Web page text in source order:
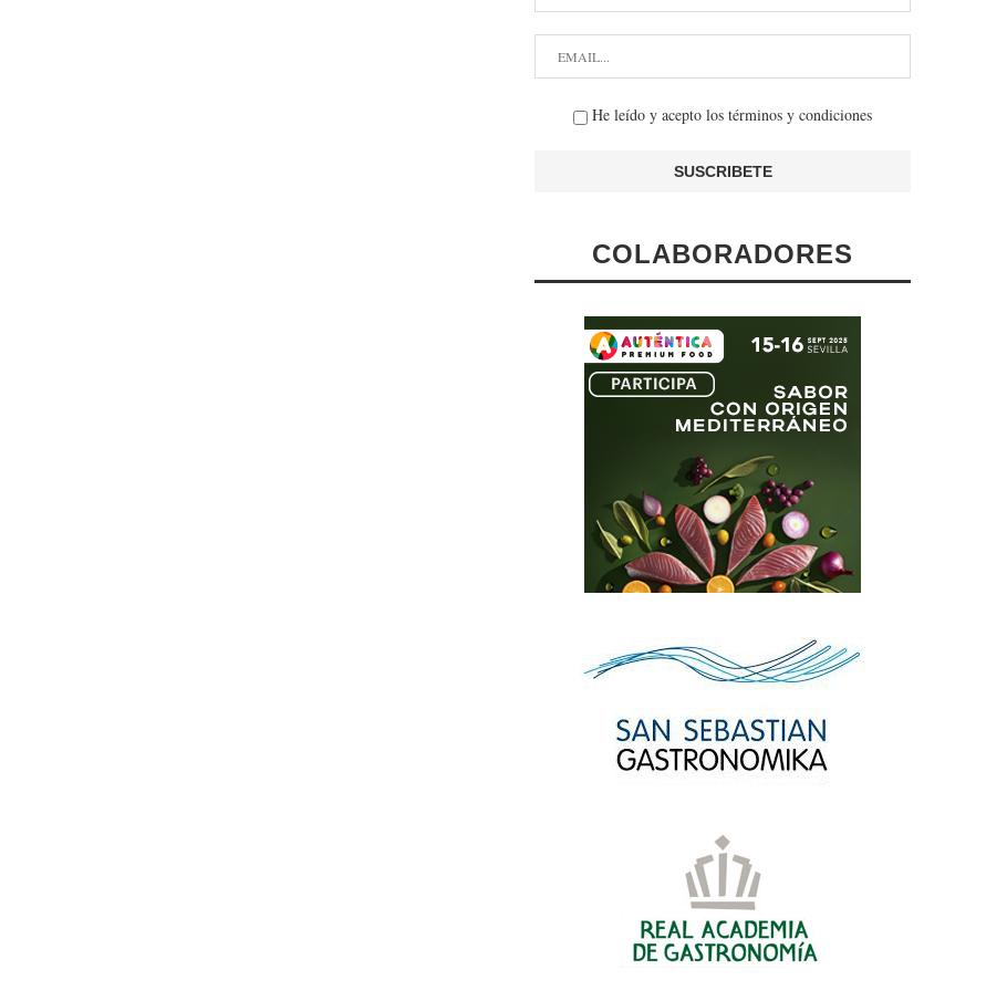
He leído y acepto los términos y condiciones
COLABORADORES